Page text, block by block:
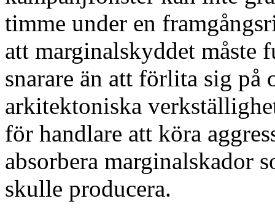
timme under en
att marginalskyddet måste
snarare än att förlita sig
arkitektoniska
för handlare att köra
absorbera marginalskador
skulle producera.